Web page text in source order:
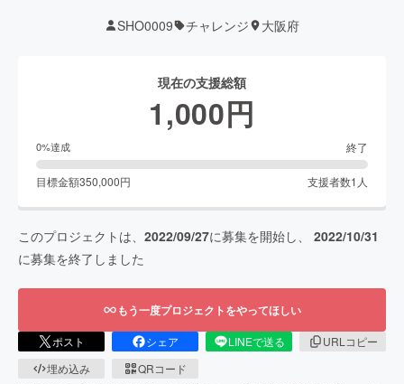
SHO0009 チャレンジ 大阪府
現在の支援総額
1,000円
0%達成 終了
目標金額350,000円 支援者数1 人
このプロジェクトは、 2022/09/27に募集を開始し、 2022/10/31
に募集を終了しました
もう一度プロジェクトをやってほしい
ポスト シェア LINEで送る
URLコピー
埋め込み
QRコード